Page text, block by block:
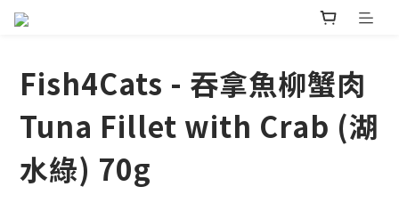
Fish4Cats - 吞拿魚柳蟹肉
Tuna Fillet with Crab (湖
水綠) 70g